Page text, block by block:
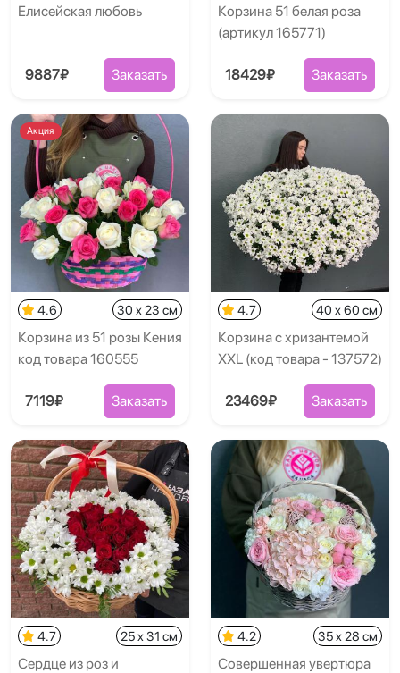
Елисейская любовь
9887₽ Заказать
Корзина 51 белая роза
(артикул 165771)
18429₽ Заказать
Акция
4.6 30 x 23 см
Корзина из 51 розы Кения
код товара 160555
7119₽ Заказать
4.7 40 x 60 см
Корзина с хризантемой
XXL (код товара - 137572)
23469₽ Заказать
4.7 25 x 31 см
Сердце из роз и
4.2 35 x 28 см
Совершенная увертюра